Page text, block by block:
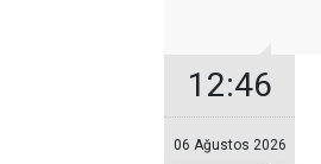
12:46
06 Ağustos 2026